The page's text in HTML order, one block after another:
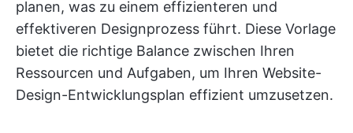
planen, was zu einem effizienteren und
effektiveren Designprozess führt. Diese Vorlage
bietet die richtige Balance zwischen Ihren
Ressourcen und Aufgaben, um Ihren Website-
Design-Entwicklungsplan effizient umzusetzen.